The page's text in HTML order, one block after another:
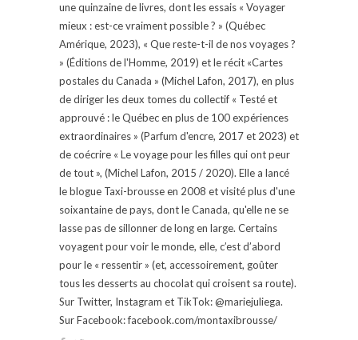
une quinzaine de livres, dont les essais « Voyager
mieux : est-ce vraiment possible ? » (Québec
Amérique, 2023), « Que reste-t-il de nos voyages ?
» (Éditions de l'Homme, 2019) et le récit «Cartes
postales du Canada » (Michel Lafon, 2017), en plus
de diriger les deux tomes du collectif « Testé et
approuvé : le Québec en plus de 100 expériences
extraordinaires » (Parfum d'encre, 2017 et 2023) et
de coécrire « Le voyage pour les filles qui ont peur
de tout », (Michel Lafon, 2015 / 2020). Elle a lancé
le blogue Taxi-brousse en 2008 et visité plus d'une
soixantaine de pays, dont le Canada, qu'elle ne se
lasse pas de sillonner de long en large. Certains
voyagent pour voir le monde, elle, c’est d’abord
pour le « ressentir » (et, accessoirement, goûter
tous les desserts au chocolat qui croisent sa route).
Sur Twitter, Instagram et TikTok: @mariejuliega.
Sur Facebook: facebook.com/montaxibrousse/